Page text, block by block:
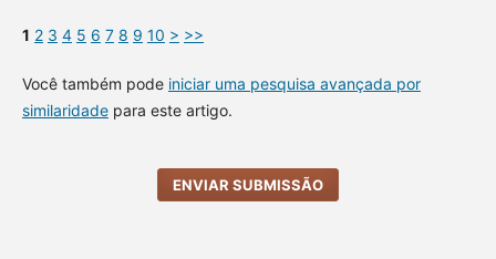
1 2 3 4 5 6 7 8 9 10 > >>
Você também pode iniciar uma pesquisa avançada por
similaridadepara este artigo.
ENVIAR SUBMISSÃO